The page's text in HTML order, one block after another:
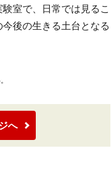
室で、日常では見るこ
後の生きる土台となる
へ